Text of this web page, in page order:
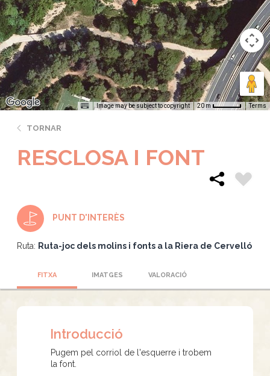
Image may be subject to copyright 20 m Terms
TORNAR
RESCLOSA I FONT
PUNT D'INTERÈS
Ruta: Ruta-joc dels molins i fonts a la Riera de Cervelló
FITXA IMATGES VALORACIÓ
Introducció
Pugem pel corriol de l'esquerre i trobem
la font.